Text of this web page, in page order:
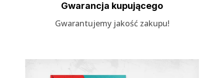
Gwarancja kupującego
Gwarantujemy jakość zakupu!